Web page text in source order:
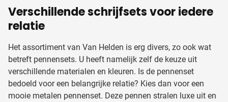
Verschillende schrijfsets voor iedere
relatie
Het assortiment van Van Helden is erg divers, zo ook wat
betreft pennensets. U heeft namelijk zelf de keuze uit
verschillende materialen en kleuren. Is de pennenset
bedoeld voor een belangrijke relatie? Kies dan voor een
mooie metalen pennenset. Deze pennen stralen luxe uit en